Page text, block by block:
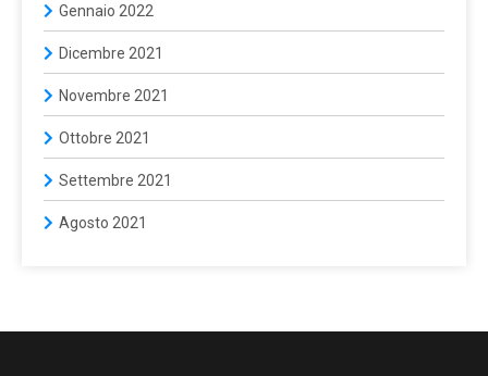
Gennaio 2022
Dicembre 2021
Novembre 2021
Ottobre 2021
Settembre 2021
Agosto 2021